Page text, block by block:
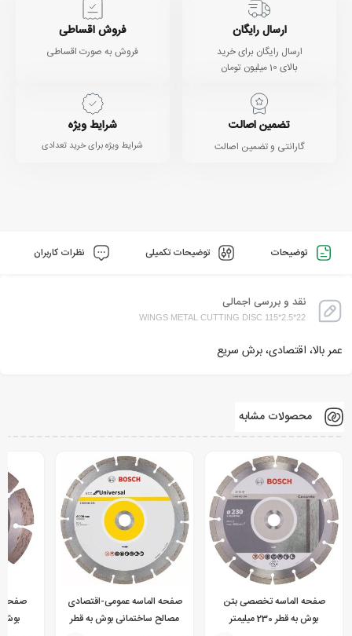
ارسال رایگان
ارسال رایگان برای خرید
بالای 10 میلیون تومان
فروش اقساطی
فروش به صورت اقساطی
تضمین اصالت
گارانتی و تضمین اصالت
شرایط ویژه
شرایط ویژه برای خرید تعدادی
توضیحات توضیحات تکمیلی نظرات کاربران
نقد و بررسی اجمالی
WINGS METAL CUTTING DISC 115*2.5*22
عمر بالا، اقتصادی، برش سریع
محصولات مشابه
صفحه الماسه تخصصی بتن
بوش به قطر 230 میلیمتر
صفحه الماسه عمومی-اقتصادی
مصالح ساختمانی بوش به قطر
صفحه
بوش به